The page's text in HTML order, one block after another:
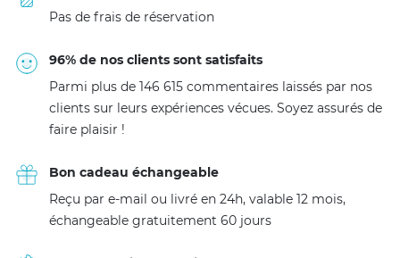
Pas de frais de réservation
96% de nos clients sont satisfaits
Parmi plus de 146 615 commentaires laissés par nos
clients sur leurs expériences vécues. Soyez assurés de
faire plaisir !
Bon cadeau échangeable
Reçu par e-mail ou livré en 24h, valable 12 mois,
échangeable gratuitement 60 jours